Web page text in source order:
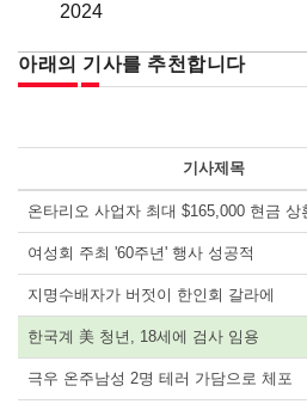
2024
아래의 기사를 추천합니다
기사제목
온타리오 사업자 최대 $165,000 현금 상
여성회 주최 '60주년' 행사 성공적
지명수배자가 버젓이 한인회 갈라에
한국계 美 청년, 18세에 검사 임용
극우 온주남성 2명 테러 가담으로 체포